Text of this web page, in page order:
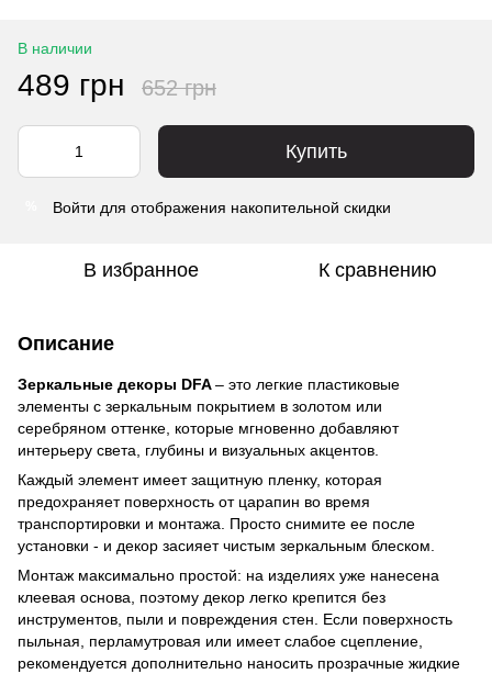
В наличии
489 грн 652 грн
Купить
Войти для отображения накопительной скидки
В избранное К сравнению
Описание
Зеркальные декоры DFA– это легкие пластиковые
элементы с зеркальным покрытием в золотом или
серебряном оттенке, которые мгновенно добавляют
интерьеру света, глубины и визуальных акцентов.
Каждый элемент имеет защитную пленку, которая
предохраняет поверхность от царапин во время
транспортировки и монтажа. Просто снимите ее после
установки - и декор засияет чистым зеркальным блеском.
Монтаж максимально простой: на изделиях уже нанесена
клеевая основа, поэтому декор легко крепится без
инструментов, пыли и повреждения стен. Если поверхность
пыльная, перламутровая или имеет слабое сцепление,
рекомендуется дополнительно наносить прозрачные жидкие